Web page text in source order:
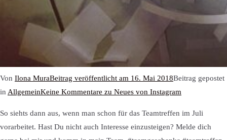
Von Ilona MuraBeitrag veröffentlicht am 16. Mai 2018Beitrag gepostet
in AllgemeinKeine Kommentare zu Neues von Instagram
So siehts dann aus, wenn man schon für das Teamtreffen im Juli
vorarbeitet. Hast Du nicht auch Interesse einzusteigen? Melde dich